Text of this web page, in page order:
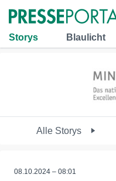
Storys Blaulicht
Alle Storys
08.10.2024 – 08:01